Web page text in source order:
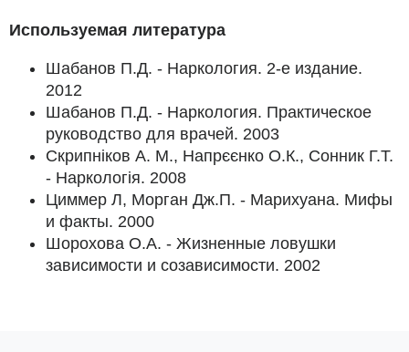
Используемая литература
Шабанов П.Д. - Наркология. 2-е издание.
2012
Шабанов П.Д. - Наркология. Практическое
руководство для врачей. 2003
Скрипніков А. М., Напрєєнко О.К., Сонник Г.Т.
- Наркологія. 2008
Циммер Л, Морган Дж.П. - Марихуана. Мифы
и факты. 2000
Шорохова О.А. - Жизненные ловушки
зависимости и созависимости. 2002